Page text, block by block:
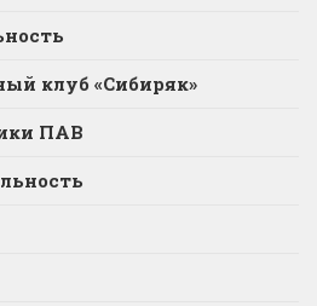
клуб «Сибиряк»
ПАВ